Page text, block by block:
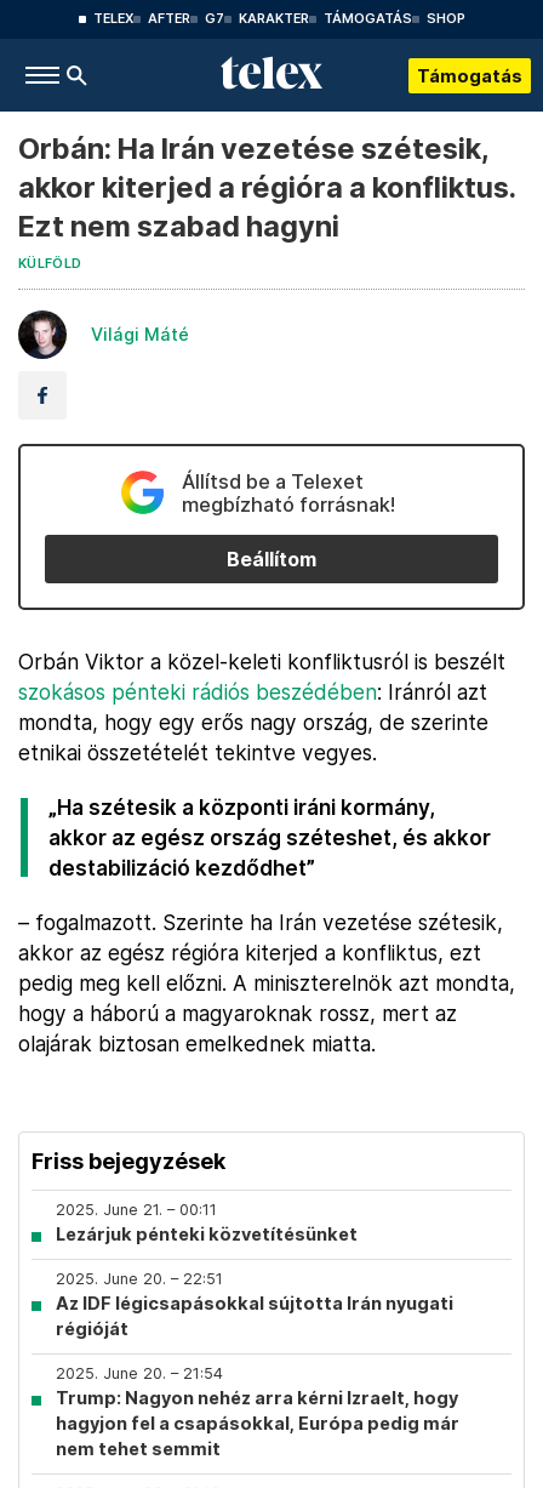
TELEX AFTER G7 KARAKTER TÁMOGATÁS SHOP
Támogatás
Orbán: Ha Irán vezetése szétesik,
akkor kiterjed a régióra a konfliktus.
Ezt nem szabad hagyni
KÜLFÖLD
Világi Máté
Állítsd be a Telexet
megbízható forrásnak!
Beállítom
Orbán Viktor a közel-keleti konfliktusról is beszélt
szokásos pénteki rádiós beszédében: Iránról azt
mondta, hogy egy erős nagy ország, de szerinte
etnikai összetételét tekintve vegyes.
„Ha szétesik a központi iráni kormány,
akkor az egész ország széteshet, és akkor
destabilizáció kezdődhet”
– fogalmazott. Szerinte ha Irán vezetése szétesik,
akkor az egész régióra kiterjed a konfliktus, ezt
pedig meg kell előzni. A miniszterelnök azt mondta,
hogy a háború a magyaroknak rossz, mert az
olajárak biztosan emelkednek miatta.
Friss bejegyzések
2025. June 21. – 00:11
Lezárjuk pénteki közvetítésünket
2025. June 20. – 22:51
Az IDF légicsapásokkal sújtotta Irán nyugati
régióját
2025. June 20. – 21:54
Trump: Nagyon nehéz arra kérni Izraelt, hogy
hagyjon fel a csapásokkal, Európa pedig már
nem tehet semmit